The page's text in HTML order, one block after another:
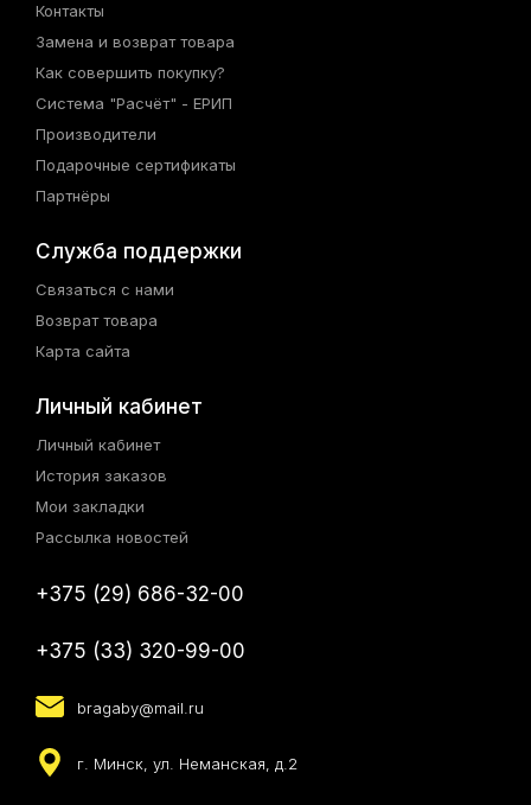
Контакты
Замена и возврат товара
Как совершить покупку?
Система "Расчёт" - ЕРИП
Производители
Подарочные сертификаты
Партнёры
Служба поддержки
Связаться с нами
Возврат товара
Карта сайта
Личный кабинет
Личный кабинет
История заказов
Мои закладки
Рассылка новостей
+375 (29) 686-32-00
+375 (33) 320-99-00
bragaby@mail.ru
г. Минск, ул. Неманская, д.2